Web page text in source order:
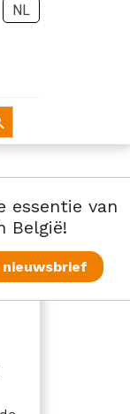
NL
essentie van
België!